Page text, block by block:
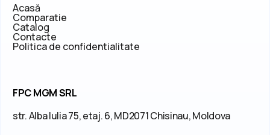
Acasă
Comparatie
Catalog
Contacte
Politica de confidentialitate
FPC MGM SRL
str. Alba Iulia 75, etaj. 6, MD2071 Chisinau, Moldova